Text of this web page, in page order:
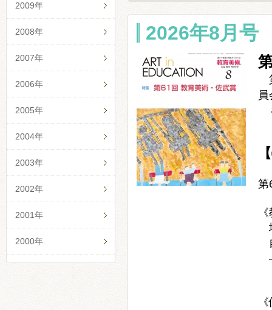
2026年8月
第
2009年
2008年
2007年
2006年
2005年
2004年
2003年
2002年
2001年
2000年